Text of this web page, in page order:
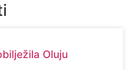
Oluju